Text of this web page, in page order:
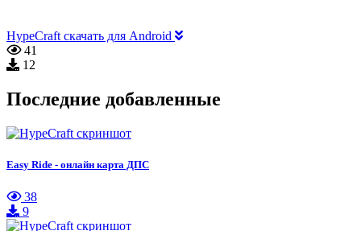
HypeCraft скачать для Android
41
12
Последние добавленные
Easy Ride - онлайн карта ДПС
38
9